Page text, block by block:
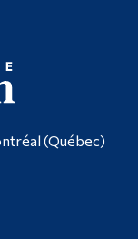
(Québec)